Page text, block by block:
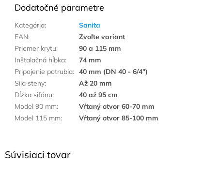
Súvisiaci tovar
Dodatočné parametre
Kategória:
Sanita
EAN:
Zvoľte variant
Priemer krytu:
90 a 115 mm
Inštalačná hĺbka:
74 mm
Pripojenie potrubia: 40 mm (DN 40 - 6/4")
Sila steny:
Až 20 mm
Dĺžka sifónu:
40 až 95 cm
Model 90 mm:
Vŕtaný otvor 60-70 mm
Model 115 mm: Vŕtaný otvor 85-100 mm